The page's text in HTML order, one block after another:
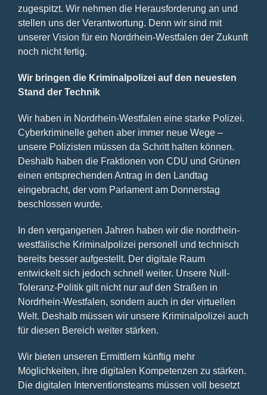
zugespitzt. Wir nehmen die Herausforderung an und
stellen uns der Verantwortung. Denn wir sind mit
unserer Vision für ein Nordrhein-Westfalen der Zukunft
noch nicht fertig.
Wir bringen die Kriminalpolizei auf den neuesten
Stand der Technik
Wir haben in Nordrhein-Westfalen eine starke Polizei.
Cyberkriminelle gehen aber immer neue Wege –
unsere Polizisten müssen da Schritt halten können.
Deshalb haben die Fraktionen von CDU und Grünen
einen entsprechenden Antrag in den Landtag
eingebracht, der vom Parlament am Donnerstag
beschlossen wurde.
In den vergangenen Jahren haben wir die nordrhein-
westfälische Kriminalpolizei personell und technisch
bereits besser aufgestellt. Der digitale Raum
entwickelt sich jedoch schnell weiter. Unsere Null-
Toleranz-Politik gilt nicht nur auf den Straßen in
Nordrhein-Westfalen, sondern auch in der virtuellen
Welt. Deshalb müssen wir unsere Kriminalpolizei auch
für diesen Bereich weiter stärken.
Wir bieten unseren Ermittlern künftig mehr
Möglichkeiten, ihre digitalen Kompetenzen zu stärken.
Die digitalen Interventionsteams müssen voll besetzt